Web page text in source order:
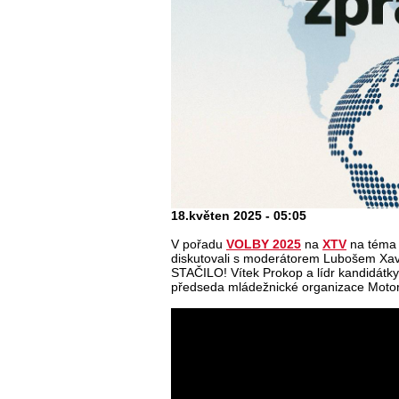
18.květen 2025 - 05:05
V pořadu VOLBY 2025 na XTV na
diskutovali s moderátorem Lubošem
STAČILO! Vítek Prokop a lídr
předseda mládežnické organizace